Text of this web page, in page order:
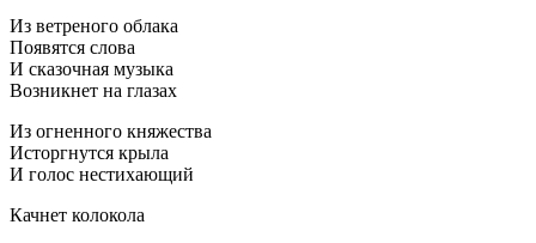
Из ветреного облака
Появятся слова
И сказочная музыка
Возникнет на глазах
Из огненного княжества
Исторгнутся крыла
И голос нестихающий
Качнет колокола